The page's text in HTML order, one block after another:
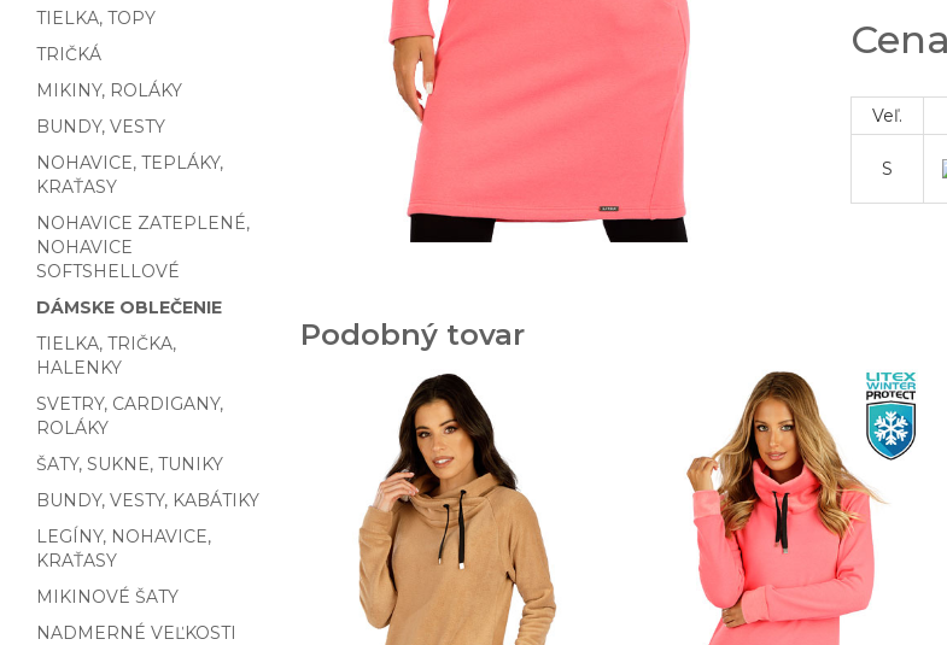
TIELKA, TOPY
TRIČKÁ
MIKINY, ROLÁKY
BUNDY, VESTY
NOHAVICE, TEPLÁKY,
KRAŤASY
NOHAVICE ZATEPLENÉ,
NOHAVICE
SOFTSHELLOVÉ
DÁMSKE OBLEČENIE
TIELKA, TRIČKA,
HALENKY
SVETRY, CARDIGANY,
ROLÁKY
ŠATY, SUKNE, TUNIKY
BUNDY, VESTY, KABÁTIKY
LEGÍNY, NOHAVICE,
KRAŤASY
MIKINOVÉ ŠATY
NADMERNÉ VEĽKOSTI
Veľ.
S
Podobný tovar